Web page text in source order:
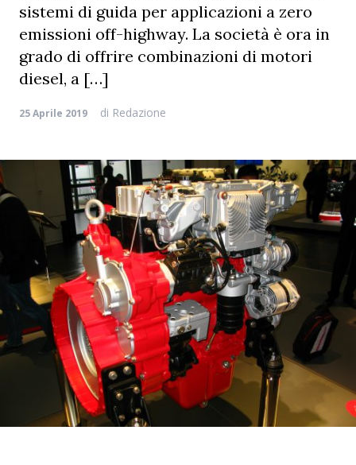
sistemi di guida per applicazioni a zero
emissioni off-highway. La società è ora in
grado di offrire combinazioni di motori
diesel, a […]
25 Aprile 2019 di Redazione